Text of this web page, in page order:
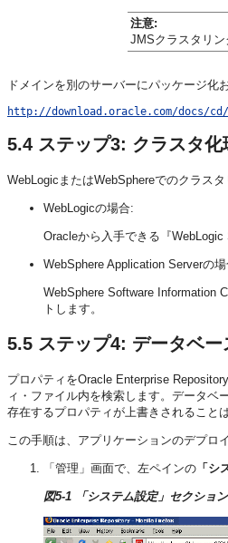
注意:
JMSクラスタリ
ドメインを別のサーバーにパッケージ化
http://download.oracle.com/docs/cd/
5.4 ステップ3: クラスタ
WebLogicまたはWebSphereでのクラス
WebLogicの場合:
Oracleから入手できる『WebLogic
WebSphere Application Serverの場
WebSphere Software Information
トします。
5.5 ステップ4: データベ
プロパティをOracle Enterprise
ィ・ファイル内を検索します。データ
存在するプロパティが上書きされること
この手順は、アプリケーションのデプロ
「管理」画面で、左ペインの 「シ
図5-1 「システム設定」セクション